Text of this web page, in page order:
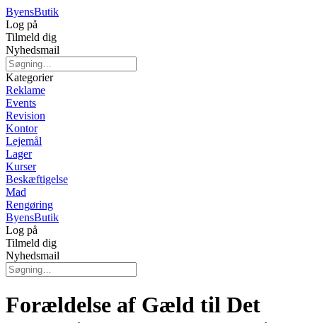
ByensButik
Log på
Tilmeld dig
Nyhedsmail
Kategorier
Reklame
Events
Revision
Kontor
Lejemål
Lager
Kurser
Beskæftigelse
Mad
Rengøring
ByensButik
Log på
Tilmeld dig
Nyhedsmail
Forældelse af Gæld til Det